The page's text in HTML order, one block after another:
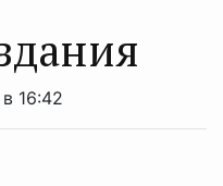
16:42